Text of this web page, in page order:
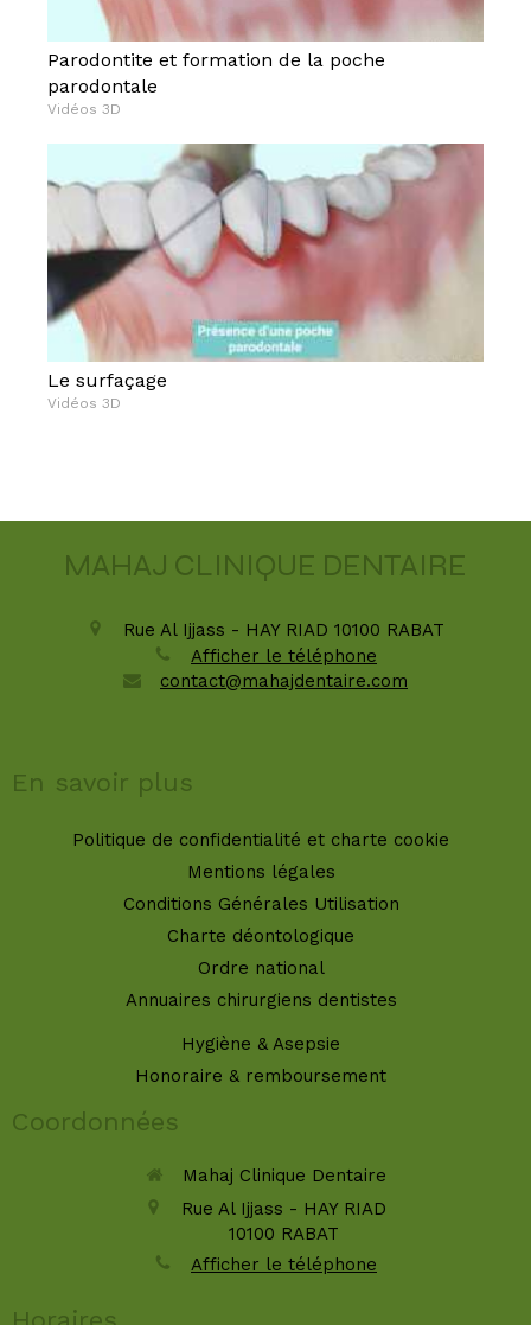
Parodontite et formation de la poche
parodontale
Vidéos 3D
Le surfaçage
Vidéos 3D
MAHAJ CLINIQUE DENTAIRE
Rue Al Ijjass - HAY RIAD 10100 RABAT
Afficher le téléphone
contact@mahajdentaire.com
En savoir plus
Politique de confidentialité et charte cookie
Mentions légales
Conditions Générales Utilisation
Charte déontologique
Ordre national
Annuaires chirurgiens dentistes
Hygiène & Asepsie
Honoraire & remboursement
Coordonnées
Mahaj Clinique Dentaire
Rue Al Ijjass - HAY RIAD
10100 RABAT
Afficher le téléphone